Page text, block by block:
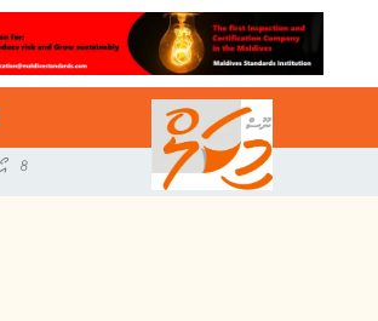
8 އޯގަސްޓް 2026